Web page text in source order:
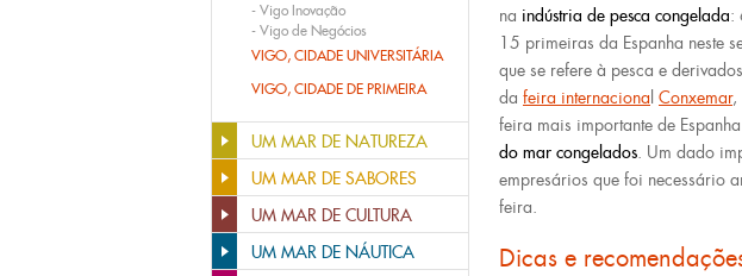
- Vigo Inovação
- Vigo de Negócios
VIGO, CIDADE UNIVERSITÁRIA
VIGO, CIDADE DE PRIMEIRA
UM MAR DE NATUREZA
UM MAR DE SABORES
UM MAR DE CULTURA
UM MAR DE NÁUTICA
na indústria de pesca congelada:
15 primeiras da Espanha neste
que se refere à pesca e
da feira internaciona Conxemar,
feira mais importante de
do mar congelados. Um dado
empresários que foi necessário
feira.
Dicas e